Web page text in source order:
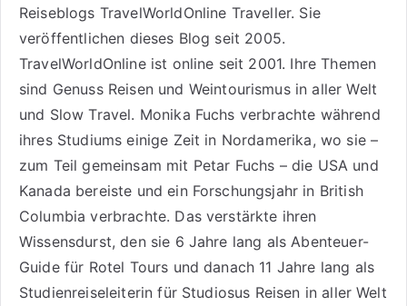
Reiseblogs TravelWorldOnline Traveller. Sie
veröffentlichen dieses Blog seit 2005.
TravelWorldOnline ist online seit 2001. Ihre Themen
sind Genuss Reisenund Weintourismusin aller Welt
und Slow Travel. Monika Fuchs verbrachte während
ihres Studiums einige Zeit in Nordamerika, wo sie –
zum Teil gemeinsam mit Petar Fuchs – die USA und
Kanada bereiste und ein Forschungsjahr in British
Columbia verbrachte. Das verstärkte ihren
Wissensdurst, den sie 6 Jahre lang als Abenteuer-
Guide für Rotel Tours und danach 11 Jahre lang als
Studienreiseleiterin für Studiosus Reisen in aller Welt